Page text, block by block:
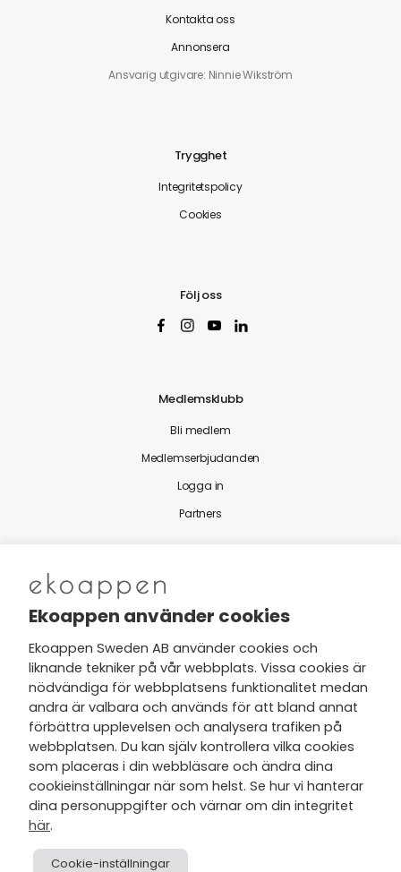
Kontakta oss
Annonsera
Ansvarig utgivare: Ninnie Wikström
Trygghet
Integritetspolicy
Cookies
Följ oss
Medlemsklubb
Bli medlem
Medlemserbjudanden
Logga in
Partners
Nytt från Ekoappen
Jag har tagit del av Ekoappens
personuppgifts- och
integritetspolicyoch tar gärna del
av nyheter, hälsotips och exklusiva
erbjudanden via min e-post.
Ekoappen använder cookies
Ekoappen Sweden AB använder cookies och
liknande tekniker på vår webbplats. Vissa cookies är
nödvändiga för webbplatsens funktionalitet medan
andra är valbara och används för att bland annat
förbättra upplevelsen och analysera trafiken på
webbplatsen. Du kan själv kontrollera vilka cookies
som placeras i din webbläsare och ändra dina
cookieinställningar när som helst. Se hur vi hanterar
dina personuppgifter och värnar om din integritet
här.
Cookie-inställningar